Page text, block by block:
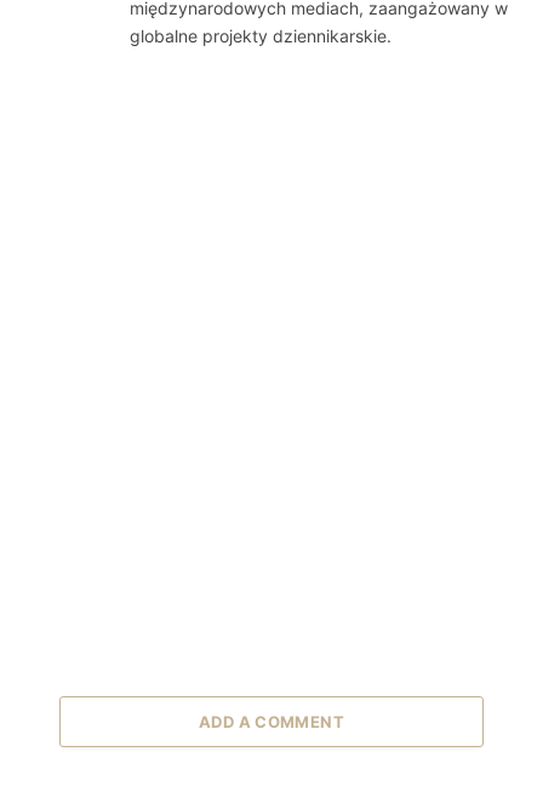
międzynarodowych mediach, zaangażowany w
globalne projekty dziennikarskie.
ADD A COMMENT